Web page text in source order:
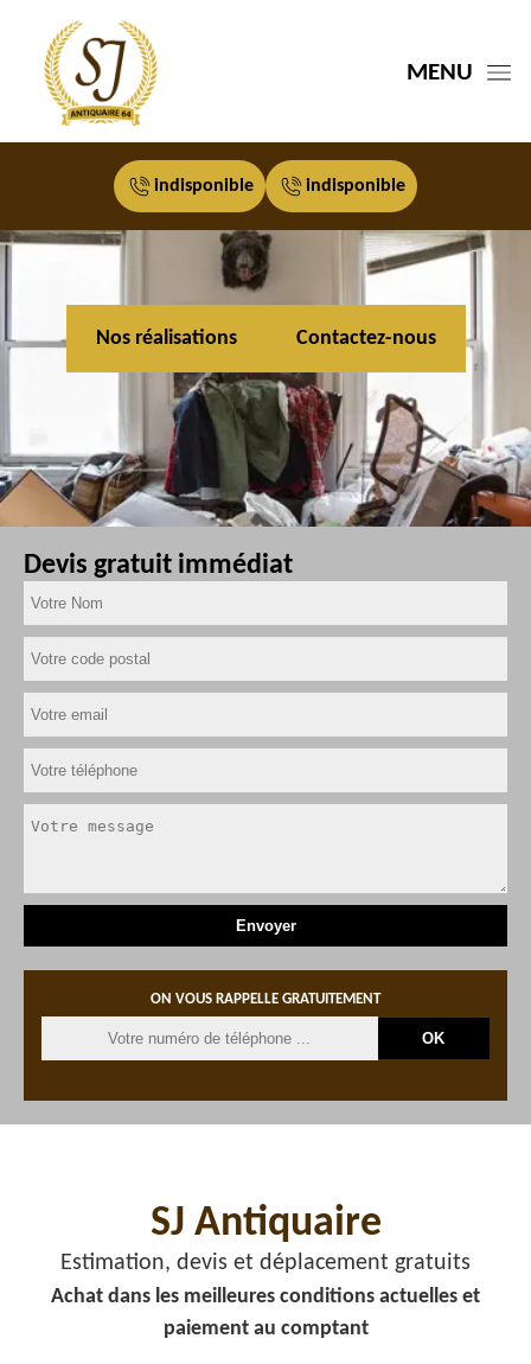
MENU
indisponible indisponible
Nos réalisations Contactez-nous
Devis gratuit immédiat
ON VOUS RAPPELLE GRATUITEMENT
SJ Antiquaire
Estimation, devis et déplacement gratuits
Achat dans les meilleures conditions actuelles et
paiement au comptant